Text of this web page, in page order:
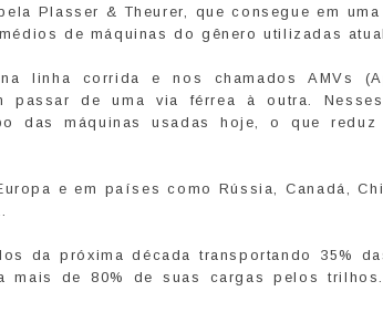
Plasser & Theurer, que consegue em
de máquinas do gênero utilizadas
linha corrida e nos chamados AMVs
passar de uma via férrea à outra.
das máquinas usadas hoje, o que
e em países como Rússia, Canadá,
da próxima década transportando 35%
mais de 80% de suas cargas pelos